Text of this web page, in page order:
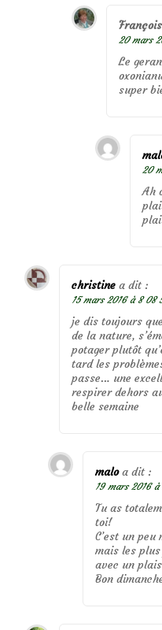
20 mars
Le
super
20
Ah
christine a dit :
15 mars 2016 à 8 08
je dis toujours
de la nature,
potager plutôt
tard les
passe… une
respirer dehors
belle semaine
malo a dit :
19 mars 2016
Tu as
toi!
C’est un
mais les
avec un
Bon